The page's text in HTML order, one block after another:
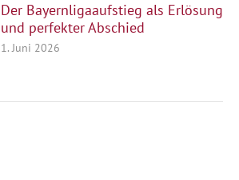
Der Bayernligaaufstieg als Erlösung
und perfekter Abschied
1. Juni 2026